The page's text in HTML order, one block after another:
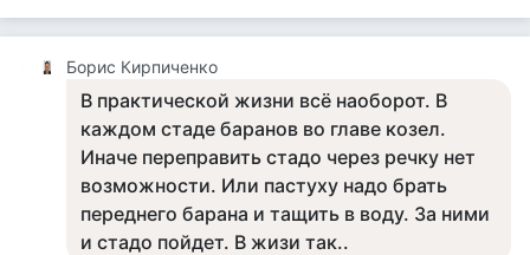
Борис Кирпиченко
В практической жизни всё наоборот. В
каждом стаде баранов во главе козел.
Иначе переправить стадо через речку нет
возможности. Или пастуху надо брать
переднего барана и тащить в воду. За ними
и стадо пойдет. В жизи так..